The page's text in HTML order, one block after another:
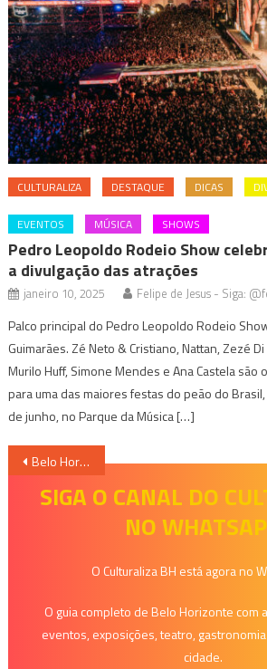
CULTURALIZA DESTAQUE DICAS
EVENTOS MÚSICA SHOWS
Pedro Leopoldo Rodeio Show
a divulgação das atrações
janeiro 10, 2025 Felipe de Jesus - Siga:
Palco principal do Pedro Leopoldo Rodeio
Guimarães. Zé Neto & Cristiano, Nattan, Zezé
Murilo Huff, Simone Mendes e Ana Castela
para uma das maiores festas do peão do
de junho, no Parque da Música […]
Navegação
Belo Horizonte recebe mais uma edição do Comida di Buteco
SIGA O CANAL DO
NO
O Culturaliza BH está agora no
O guia completo de Belo Horizonte com
eventos, exposições, teatro,
cidade.